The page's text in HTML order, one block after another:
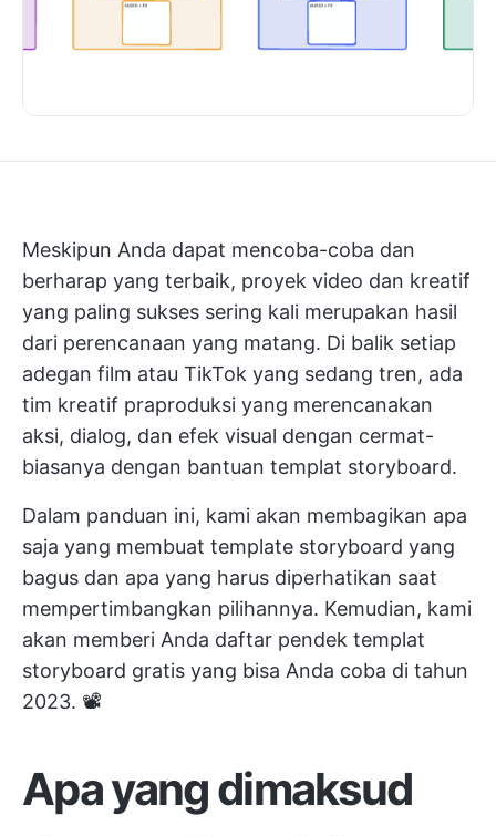
Meskipun Anda dapat mencoba-coba dan
berharap yang terbaik, proyek video dan kreatif
yang paling sukses sering kali merupakan hasil
dari perencanaan yang matang. Di balik setiap
adegan film atau TikTok yang sedang tren, ada
tim kreatif praproduksi yang merencanakan
aksi, dialog, dan efek visual dengan cermat-
biasanya dengan bantuan templat storyboard.
Dalam panduan ini, kami akan membagikan apa
saja yang membuat template storyboard yang
bagus dan apa yang harus diperhatikan saat
mempertimbangkan pilihannya. Kemudian, kami
akan memberi Anda daftar pendek templat
storyboard gratis yang bisa Anda coba di tahun
2023. 📽️
Apa yang dimaksud